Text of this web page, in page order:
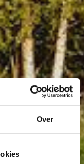
Over